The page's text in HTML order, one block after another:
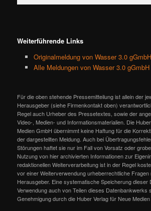
Weiterführende Links
Originalmeldung von Wasser 3.0 gGmbH
Alle Meldungen von Wasser 3.0 gGmbH
Für die oben stehende Pressemitteilung ist allein der
Herausgeber (siehe Firmenkontakt oben)
Regel auch Urheber des Pressetextes, sowie der
Video-, Medien- und Informationsmaterialien. Die
Medien GmbH übernimmt keine Haftung für die
der dargestellten Meldung. Auch bei
Störungen haftet sie nur im Fall von Vorsatz oder
Nutzung von hier archivierten Informationen zur
redaktionellen Weiterverarbeitung ist in der Regel
vor einer Weiterverwendung urheberrechtliche Fragen
Herausgeber. Eine systematische Speicherung dieser
Verwendung auch von Teilen dieses Datenbankwerks
Genehmigung durch die Huber Verlag für Neue